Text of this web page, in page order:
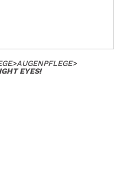
>AUGENPFLEGE>
EYES!